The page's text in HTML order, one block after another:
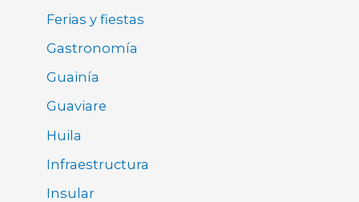
Ferias y fiestas
Gastronomía
Guainía
Guaviare
Huila
Infraestructura
Insular